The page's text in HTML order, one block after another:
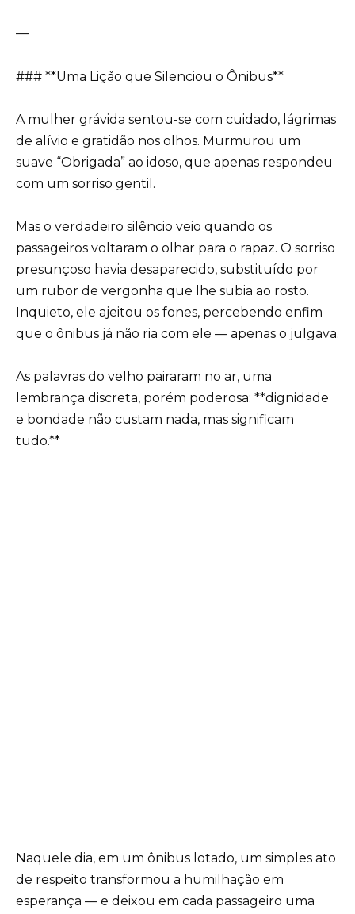
—
### **Uma Lição que Silenciou o Ônibus**
A mulher grávida sentou-se com cuidado, lágrimas
de alívio e gratidão nos olhos. Murmurou um
suave “Obrigada” ao idoso, que apenas respondeu
com um sorriso gentil.
Mas o verdadeiro silêncio veio quando os
passageiros voltaram o olhar para o rapaz. O sorriso
presunçoso havia desaparecido, substituído por
um rubor de vergonha que lhe subia ao rosto.
Inquieto, ele ajeitou os fones, percebendo enfim
que o ônibus já não ria com ele — apenas o julgava.
As palavras do velho pairaram no ar, uma
lembrança discreta, porém poderosa: **dignidade
e bondade não custam nada, mas significam
tudo.**
Naquele dia, em um ônibus lotado, um simples ato
de respeito transformou a humilhação em
esperança — e deixou em cada passageiro uma